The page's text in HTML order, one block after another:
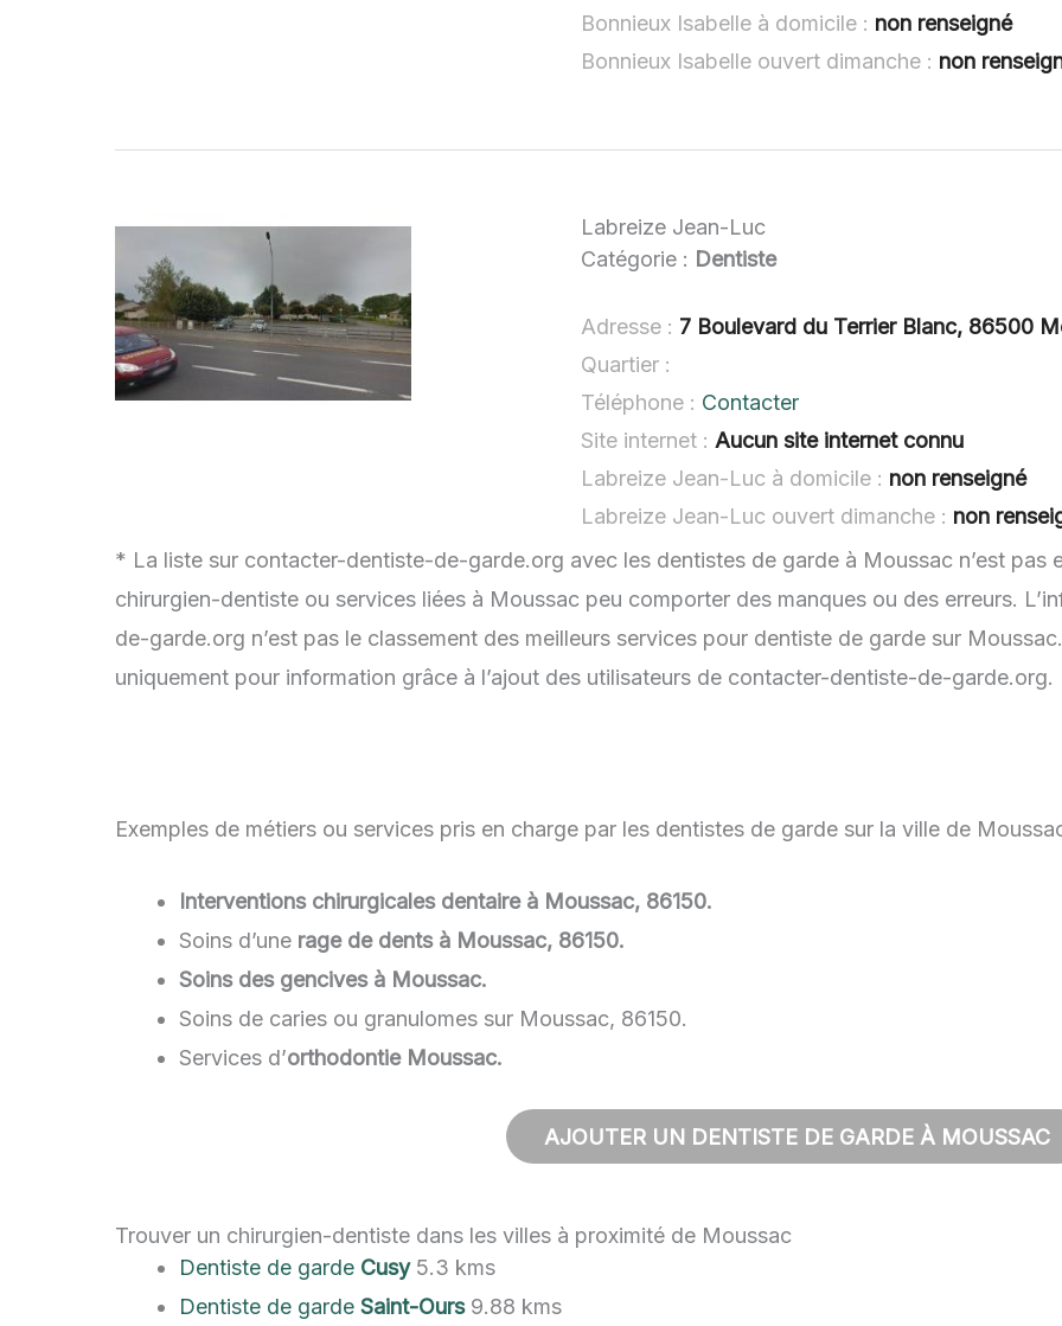
Bonnieux Isabelle à domicile : non renseigné
Bonnieux Isabelle ouvert dimanche : non
Labreize Jean-Luc
Catégorie : Dentiste
Adresse : 7 Boulevard du Terrier Blanc, 86500
Quartier :
Téléphone : Contacter
Site internet : Aucun site internet connu
Labreize Jean-Luc à domicile : non renseigné
Labreize Jean-Luc ouvert dimanche : non
* La liste sur contacter-dentiste-de-garde.org avec les dentistes de garde à Moussac n’est pas
chirurgien-dentiste ou services liées à Moussac peu comporter des manques ou des erreurs.
de-garde.org n’est pas le classement des meilleurs services pour dentiste de garde sur
uniquement pour information grâce à l’ajout des utilisateurs de contacter-dentiste-de-garde.org.
Exemples de métiers ou services pris en charge par les dentistes de garde sur la ville de
Interventions chirurgicales dentaire à Moussac, 86150.
Soins d’une rage de dents à Moussac, 86150.
Soins des gencives à Moussac.
Soins de caries ou granulomes sur Moussac, 86150.
Services d’orthodontie Moussac.
AJOUTER UN DENTISTE DE GARDE À MOUSSAC
Trouver un chirurgien-dentiste dans les villes à proximité de Moussac
Dentiste de garde Cusy5.3 kms
Dentiste de garde Saint-Ours9.88 kms